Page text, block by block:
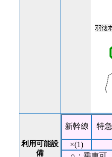
利用可能設
備
新幹線 特
×(1)